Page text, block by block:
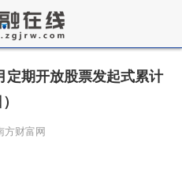
定期开放股票发起式累计
方财富网